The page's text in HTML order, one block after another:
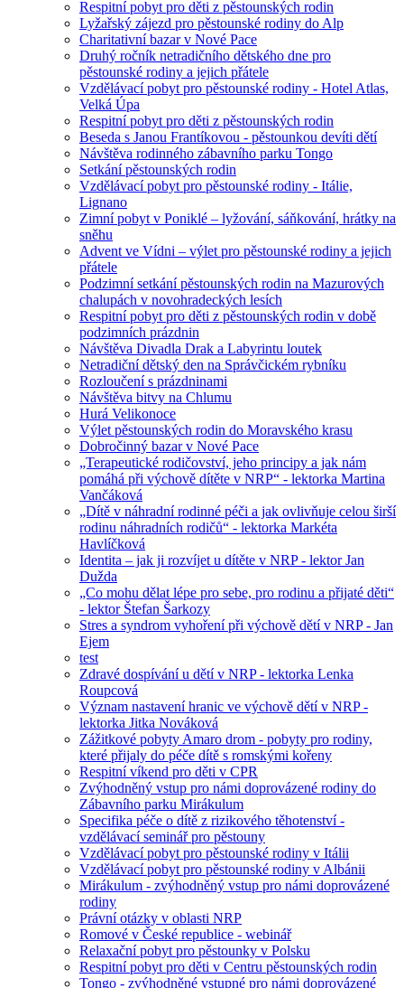
Respitní pobyt pro děti z pěstounských rodin
Lyžařský zájezd pro pěstounské rodiny do Alp
Charitativní bazar v Nové Pace
Druhý ročník netradičního dětského dne pro
pěstounské rodiny a jejich přátele
Vzdělávací pobyt pro pěstounské rodiny - Hotel Atlas,
Velká Úpa
Respitní pobyt pro děti z pěstounských rodin
Beseda s Janou Frantíkovou - pěstounkou devíti dětí
Návštěva rodinného zábavního parku Tongo
Setkání pěstounských rodin
Vzdělávací pobyt pro pěstounské rodiny - Itálie,
Lignano
Zimní pobyt v Poniklé – lyžování, sáňkování, hrátky na
sněhu
Advent ve Vídni – výlet pro pěstounské rodiny a jejich
přátele
Podzimní setkání pěstounských rodin na Mazurových
chalupách v novohradeckých lesích
Respitní pobyt pro děti z pěstounských rodin v době
podzimních prázdnin
Návštěva Divadla Drak a Labyrintu loutek
Netradiční dětský den na Správčickém rybníku
Rozloučení s prázdninami
Návštěva bitvy na Chlumu
Hurá Velikonoce
Výlet pěstounských rodin do Moravského krasu
Dobročinný bazar v Nové Pace
„Terapeutické rodičovství, jeho principy a jak nám
pomáhá při výchově dítěte v NRP“ - lektorka Martina
Vančáková
„Dítě v náhradní rodinné péči a jak ovlivňuje celou širší
rodinu náhradních rodičů“ - lektorka Markéta
Havlíčková
Identita – jak ji rozvíjet u dítěte v NRP - lektor Jan
Dužda
„Co mohu dělat lépe pro sebe, pro rodinu a přijaté děti“
- lektor Štefan Šarkozy
Stres a syndrom vyhoření při výchově dětí v NRP - Jan
Ejem
test
Zdravé dospívání u dětí v NRP - lektorka Lenka
Roupcová
Význam nastavení hranic ve výchově dětí v NRP -
lektorka Jitka Nováková
Zážitkové pobyty Amaro drom - pobyty pro rodiny,
které přijaly do péče dítě s romskými kořeny
Respitní víkend pro děti v CPR
Zvýhodněný vstup pro námi doprovázené rodiny do
Zábavního parku Mirákulum
Specifika péče o dítě z rizikového těhotenství -
vzdělávací seminář pro pěstouny
Vzdělávací pobyt pro pěstounské rodiny v Itálii
Vzdělávací pobyt pro pěstounské rodiny v Albánii
Mirákulum - zvýhodněný vstup pro námi doprovázené
rodiny
Právní otázky v oblasti NRP
Romové v České republice - webinář
Relaxační pobyt pro pěstounky v Polsku
Respitní pobyt pro děti v Centru pěstounských rodin
Tongo - zvýhodněné vstupné pro námi doprovázené